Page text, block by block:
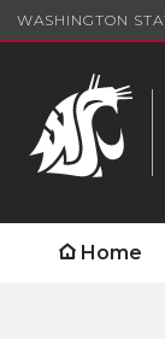
WASHINGTON
Home